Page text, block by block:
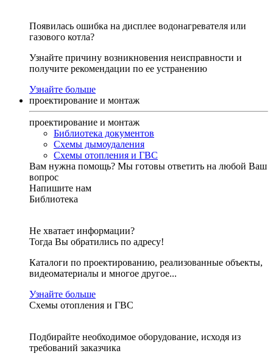
Появилась ошибка на дисплее водонагревателя или
газового котла?
Узнайте причину возникновения неисправности и
получите рекомендации по ее устранению
Узнайте больше
проектирование и монтаж
проектирование и монтаж
Библиотека документов
Схемы дымоудаления
Схемы отопления и ГВС
Вам нужна помощь? Мы готовы ответить на любой Ваш
вопрос
Напишите нам
Библиотека
Не хватает информации?
Тогда Вы обратились по адресу!
Каталоги по проектированию, реализованные объекты,
видеоматериалы и многое другое...
Узнайте больше
Схемы отопления и ГВС
Подбирайте необходимое оборудование, исходя из
требований заказчика